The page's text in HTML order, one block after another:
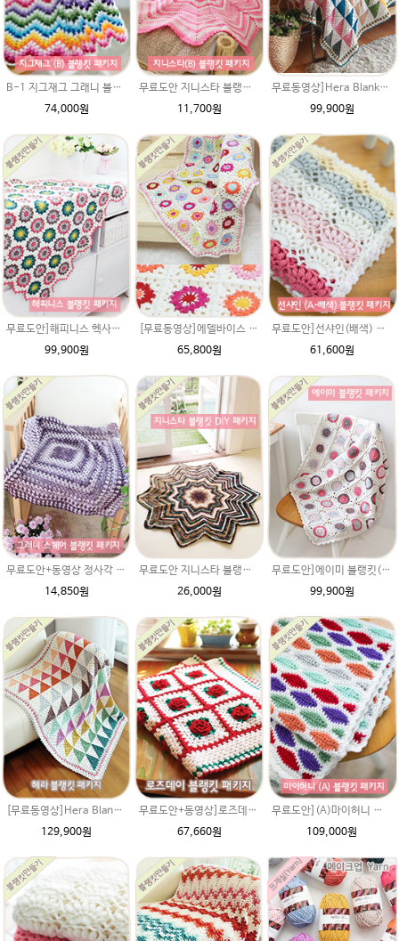
B-1 지그재그 그래니 블랭킷(메리노퓨어울 뜨개실로 제작) DIY 재료 패키지(뜨개실 20타래+도안증정)/봄 블랭킷뜨기 / 가을 북유럽블랭킷 코바늘뜨기
74,000원
무료도안 지니스타 블랭킷(몽쁘띠베베 뜨개실로 제작) DIY 재료 패키지(뜨개실 3타래+도안증정) / 태교뜨개질 / 태교손뜨개 /무릎담요 북유럽블랭킷 코바늘뜨기/손뜨개블랭킷/나염 털실
11,700원
무료동영상]Hera Blanket 헤라 블랭킷 DIY 재료 패키지(재료만 보내드리는 상품입니다.) 메리노퓨어울 털실로 제작. 북유럽스타일 헤라울 블랭킷
99,900원
무료도안]해피니스 헥사곤 블랭킷(에이미울 뜨개실로 제작) DIY 재료 패키지(뜨개실 18타래+도안증정)/북유럽블랭킷 코바늘뜨기/부드러운 털실
99,900원
[무료동영상]에델바이스 모티브블랭킷 DIY패키지(Edelweiss Blanket) 코바늘뜨기 만들기 수능선물 손뜨개(뜨개질)무료도안
65,800원
무료도안]선샤인(배색) 블랭킷(에이미울 뜨개실로 제작) DIY 재료 패키지(뜨개실 11타래+도안증정)/아기이불 코바늘뜨기/베이비 이불뜨기 / 손뜨개블랭킷 부드러운 털실
61,600원
무료도안+동영상 정사각 그래니스퀘어 블랭킷 DIY패키지(Granny Square Blanket) 무릎담요 코바늘뜨기 파스텔뜨개실 손뜨개 북유럽무료도안 수능선물
14,850원
무료도안 지니스타 블랭킷(매직그라데이션 뜨개실로 제작) DIY 재료 패키지 무릎담요뜨기
26,000원
무료도안]에이미 블랭킷(에이미울 뜨개실로 제작) DIY 재료 패키지(뜨개실 19타래+도안증정)/북유럽블랭킷 코바늘뜨기/손뜨개블랭킷 부드러운 털실
99,900원
[무료동영상]Hera Blanket 헤라 블랭킷(★에이미울★ 뜨개실로 제작) DIY 재료 패키지(재료만 보내드리는 상품입니다.) 북유럽블랭킷 헤라울 코바늘뜨기
129,900원
무료도안+동영상]로즈데이(메리노퓨어울) 블랭킷 DIY 재료 패키지(블랭킷도안과 뜨개실)크리스마스 장미블랭킷 코바늘뜨기/헤라울 블랭킷과 느낌
67,660원
무료도안](A)마이허니 블랭킷(에이미울 뜨개실로 제작) DIY 패키지(뜨개실 20타래+도안증정) 북유럽블랭킷 코바늘뜨기 손뜨개무릎담요/ 코바늘블랭킷
109,000원